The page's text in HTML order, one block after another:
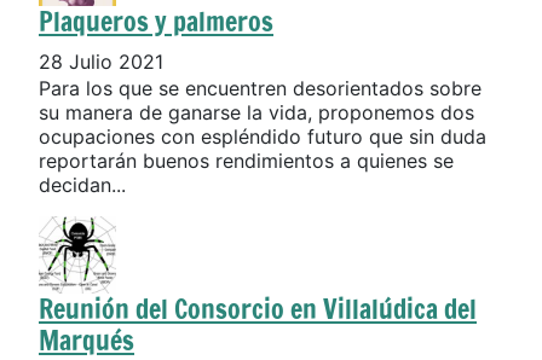
Plaqueros y palmeros
28 Julio 2021
Para los que se encuentren desorientados sobre
su manera de ganarse la vida, proponemos dos
ocupaciones con espléndido futuro que sin duda
reportarán buenos rendimientos a quienes se
decidan...
Reunión del Consorcio en Villalúdica del
Marqués